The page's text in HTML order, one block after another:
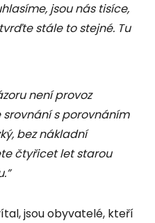
jsou nás tisíce,
stále to stejné. Tu
není provoz
s porovnáním
bez nákladní
čtyřicet let starou
jsou obyvatelé, kteří